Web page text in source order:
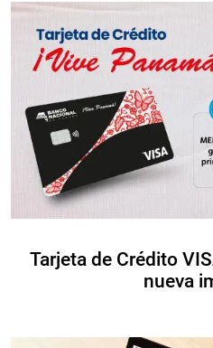
Tarjeta de Crédito
nueva